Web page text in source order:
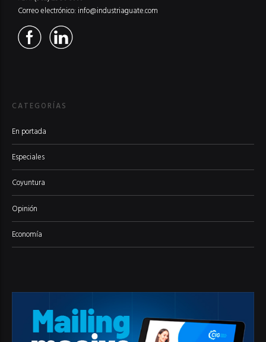
Correo electrónico: info@industriaguate.com
CATEGORÍAS
En portada
Especiales
Coyuntura
Opinión
Economía